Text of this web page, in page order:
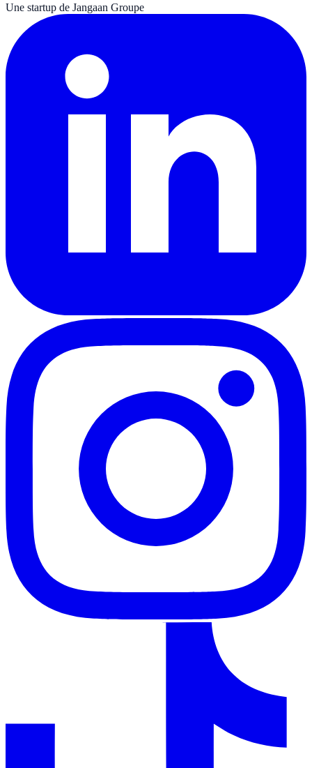
Une startup de Jangaan Groupe